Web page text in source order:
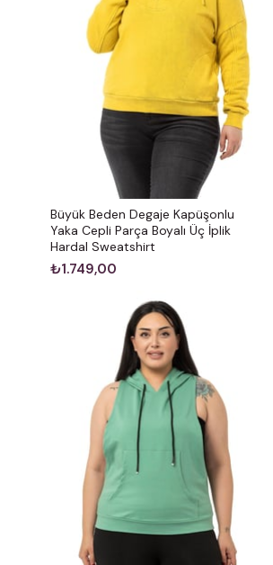
Büyük Beden Degaje Kapüşonlu
Yaka Cepli Parça Boyalı Üç İplik
Hardal Sweatshirt
₺1.749,00